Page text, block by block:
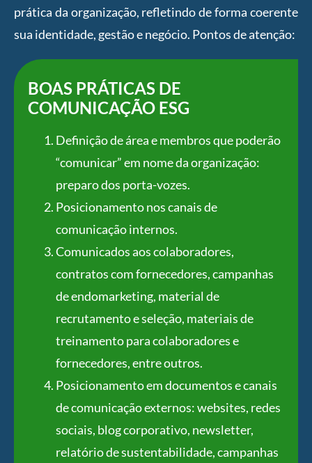
prática da organização, refletindo de forma coerente
sua identidade, gestão e negócio. Pontos de atenção:
BOAS PRÁTICAS DE
COMUNICAÇÃO ESG
Definição de área e membros que poderão
“comunicar” em nome da organização:
preparo dos porta-vozes.
Posicionamento nos canais de
comunicação internos.
Comunicados aos colaboradores,
contratos com fornecedores, campanhas
de endomarketing, material de
recrutamento e seleção, materiais de
treinamento para colaboradores e
fornecedores, entre outros.
Posicionamento em documentos e canais
de comunicação externos: websites, redes
sociais, blog corporativo, newsletter,
relatório de sustentabilidade, campanhas